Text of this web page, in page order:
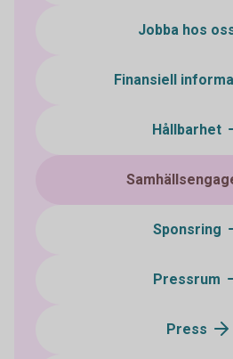
Jobba hos
Finansiell
Hållbarhet
Sponsring
Pressrum
Press